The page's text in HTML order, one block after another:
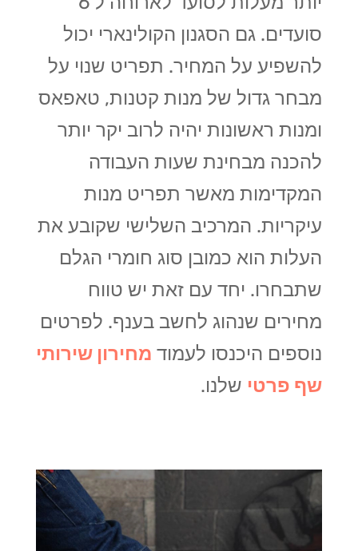
סועדים. גם הסגנון הקולינארי יכול
להשפיע על המחיר. תפריט שנוי על
מבחר גדול של מנות קטנות, טאפאס
ומנות ראשונות יהיה לרוב יקר יותר
להכנה מבחינת שעות העבודה
המקדימות מאשר תפריט מנות
עיקריות. המרכיב השלישי שקובע את
העלות הוא כמובן סוג חומרי הגלם
שתבחרו. יחד עם זאת יש טווח
מחירים שנהוג לחשב בענף. לפרטים
נוספים היכנסו לעמוד מחירון שירותי
שף פרטי שלנו.